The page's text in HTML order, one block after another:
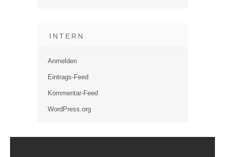
INTERN
Anmelden
Eintrags-Feed
Kommentar-Feed
WordPress.org